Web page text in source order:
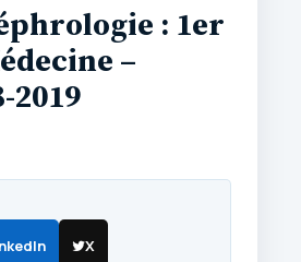
: 1er
–
2019
X